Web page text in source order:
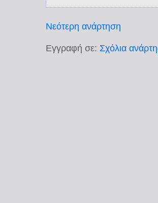
Νεότερη ανάρτηση
Εγγραφή σε: Σχόλια